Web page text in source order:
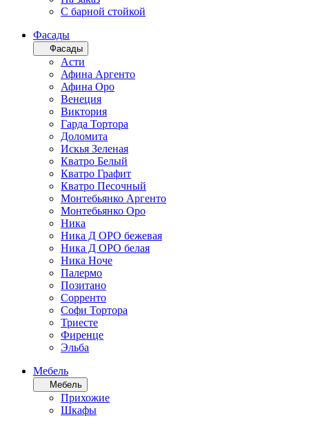
С барной стойкой
Фасады
Фасады
Асти
Афина Аргенто
Афина Оро
Венеция
Виктория
Гарда Тортора
Доломита
Искья Зеленая
Кватро Белый
Кватро Графит
Кватро Песочный
Монтебьянко Аргенто
Монтебьянко Оро
Ника
Ника Д ОРО бежевая
Ника Д ОРО белая
Ника Ноче
Палермо
Позитано
Сорренто
Софи Тортора
Триесте
Фиренце
Эльба
Мебель
Мебель
Прихожие
Шкафы